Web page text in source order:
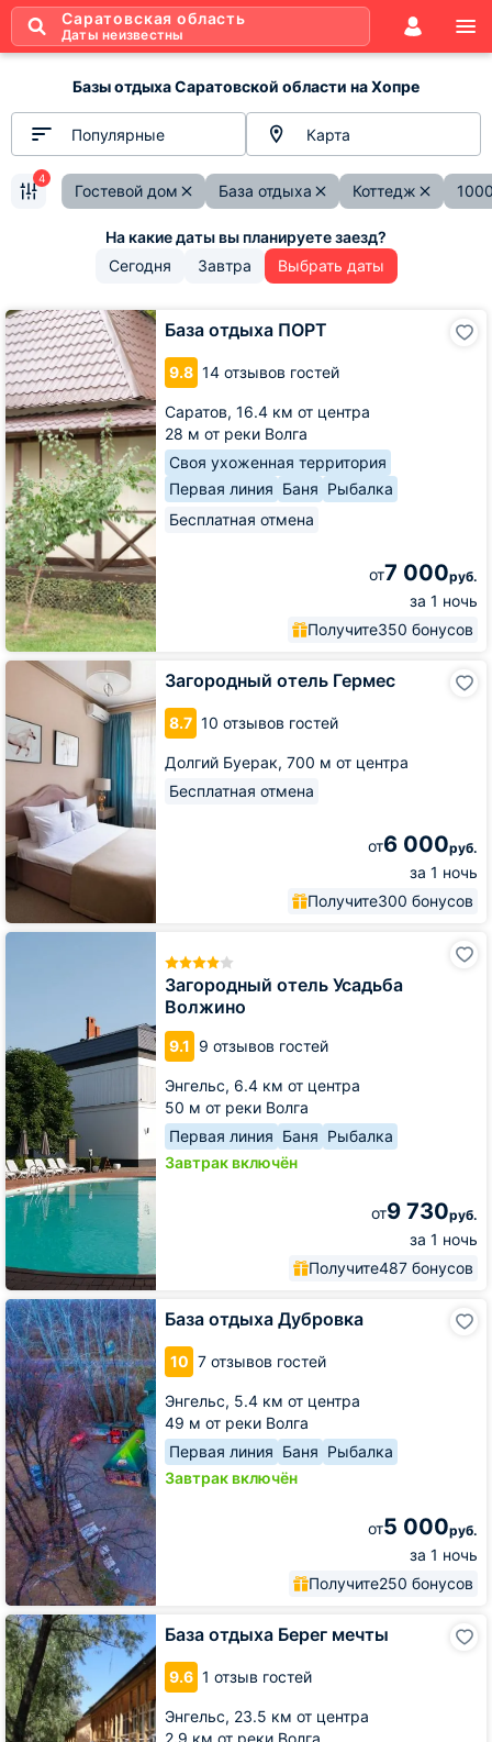
Саратовская область
Даты неизвестны
Базы отдыха Саратовской области на Хопре
Популярные Карта
Гостевой дом База отдыха Коттедж
4
Сегодня Завтра Выбрать даты
База отдыха ПОРТ
9.8 14 отзывов гостей
Саратов, 16.4 км от центра
28 м от реки Волга
Своя ухоженная территория
Первая линия Баня Рыбалка
Бесплатная отмена
от7 000руб.
за 1 ночь
Получите350 бонусов
База
отдыха
ПОРТ
Загородный отель Гермес
8.7 10 отзывов гостей
Долгий Буерак, 700 м от центра
Бесплатная отмена
от6 000руб.
за 1 ночь
Получите300 бонусов
Загородный
Загородный отель Усадьба
Волжино
9.1 9 отзывов гостей
Энгельс, 6.4 км от центра
50 м от реки Волга
Первая линия Баня Рыбалка
Завтрак включён
от9 730руб.
за 1 ночь
Получите487 бонусов
Загородный
База отдыха Дубровка
10 7 отзывов гостей
Энгельс, 5.4 км от центра
49 м от реки Волга
Первая линия Баня Рыбалка
Завтрак включён
от5 000руб.
за 1 ночь
Получите250 бонусов
База
отдыха
Дубровка
База отдыха Берег мечты
9.6 1 отзыв гостей
Энгельс, 23.5 км от центра
2.9 км от реки Волга
База
отдыха
Берег
мечты